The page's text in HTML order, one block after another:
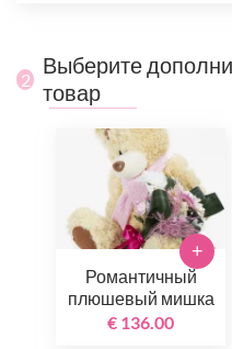
2
Выберите
товар
Романтичный
плюшевый мишка
€ 136.00
+